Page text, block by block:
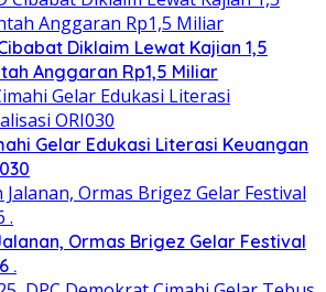
Diklaim Lewat Kajian 1,5
Anggaran Rp1,5 Miliar
Gelar Edukasi Literasi Keuangan
Ormas Brigez Gelar Festival
.